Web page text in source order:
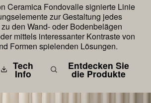
Ceramica Fondovalle signierte Linie
zur Gestaltung jedes
den Wand- oder Bodenbelägen
mittels interessanter Kontraste von
Formen spielenden Lösungen.
Tech
Info
Entdecken Sie
die Produkte